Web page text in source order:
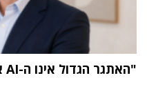
"האתגר הגדול אינו ה-AI אלא הטמעתה בארגון"